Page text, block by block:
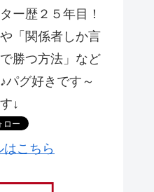
ー歴２５年目！
「関係者しか言
勝つ方法」など
パグ好きです～
↓
こちら